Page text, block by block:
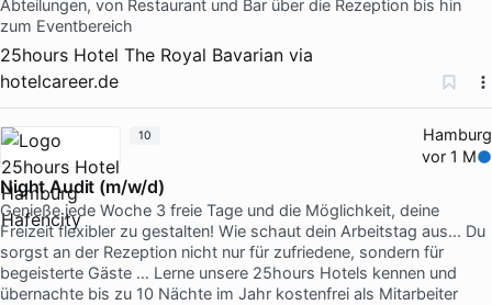
Abteilungen, von Restaurant und Bar über die Rezeption bis hin
zum Eventbereich
25hours Hotel The Royal Bavarian via
hotelcareer.de
Hamburg
vor 1 M
Night Audit (m/w/d)
Genieße jede Woche 3 freie Tage und die Möglichkeit, deine
Freizeit flexibler zu gestalten! Wie schaut dein Arbeitstag aus... Du
sorgst an der Rezeption nicht nur für zufriedene, sondern für
begeisterte Gäste … Lerne unsere 25hours Hotels kennen und
übernachte bis zu 10 Nächte im Jahr kostenfrei als Mitarbeiter
10